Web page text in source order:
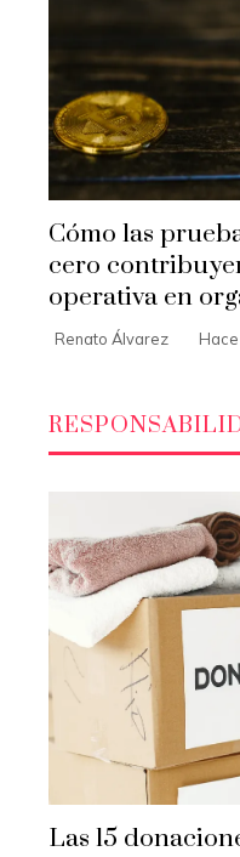
Cómo las
cero
operativa en
Renato Álvarez
Las 15